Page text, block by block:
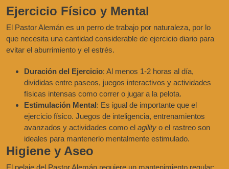
Ejercicio Físico y Mental
El Pastor Alemán es un perro de trabajo por naturaleza, por lo
que necesita una cantidad considerable de ejercicio diario para
evitar el aburrimiento y el estrés.
Duración del Ejercicio: Al menos 1-2 horas al día,
divididas entre paseos, juegos interactivos y actividades
físicas intensas como correr o jugar a la pelota.
Estimulación Mental: Es igual de importante que el
ejercicio físico. Juegos de inteligencia, entrenamientos
avanzados y actividades como el agility o el rastreo son
ideales para mantenerlo mentalmente estimulado.
Higiene y Aseo
El pelaje del Pastor Alemán requiere un mantenimiento regular: